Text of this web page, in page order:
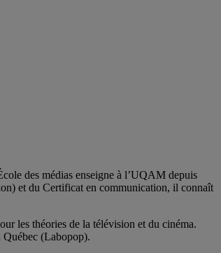
des médias enseigne à l’UQAM depuis
et du Certificat en communication, il connaît
les théories de la télévision et du cinéma.
Québec (Labopop).